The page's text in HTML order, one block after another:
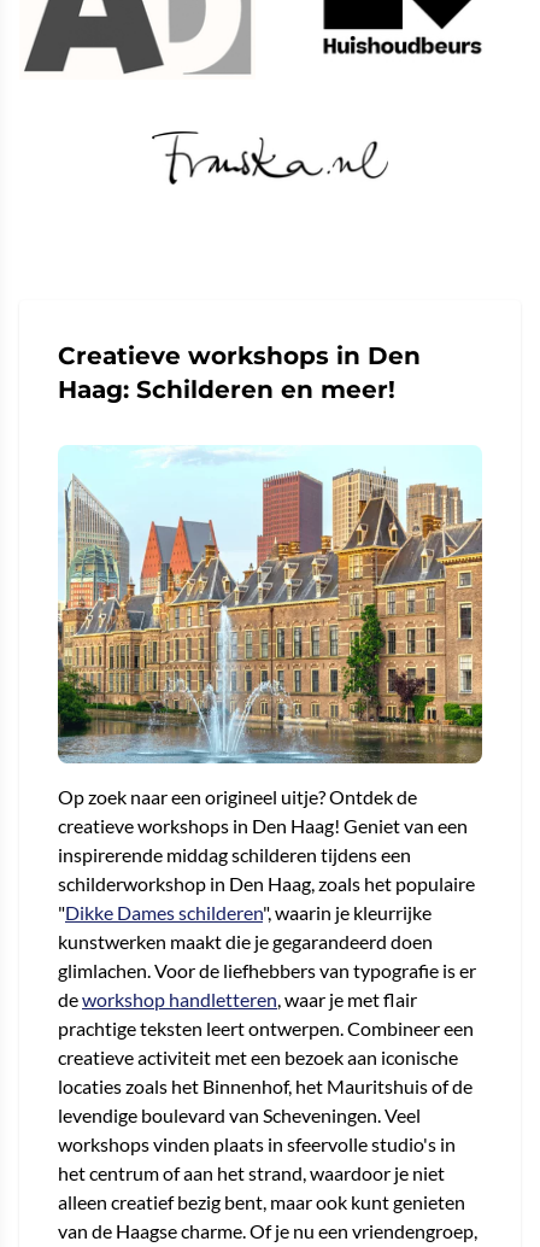
Creatieve workshops in Den
Haag: Schilderen en meer!
Op zoek naar een origineel uitje? Ontdek de
creatieve workshops in Den Haag! Geniet van een
inspirerende middag schilderen tijdens een
schilderworkshop in Den Haag, zoals het populaire
"Dikke Dames schilderen", waarin je kleurrijke
kunstwerken maakt die je gegarandeerd doen
glimlachen. Voor de liefhebbers van typografie is er
deworkshop handletteren, waar je met flair
prachtige teksten leert ontwerpen. Combineer een
creatieve activiteit met een bezoek aan iconische
locaties zoals het Binnenhof, het Mauritshuis of de
levendige boulevard van Scheveningen. Veel
workshops vinden plaats in sfeervolle studio's in
het centrum of aan het strand, waardoor je niet
alleen creatief bezig bent, maar ook kunt genieten
van de Haagse charme. Of je nu een vriendengroep,